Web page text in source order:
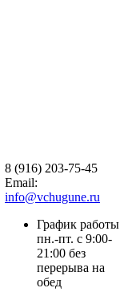
8 (916) 203-75-45
Email:
info@vchugune.ru
График работы
пн.-пт. с 9:00-
21:00 без
перерыва на
обед